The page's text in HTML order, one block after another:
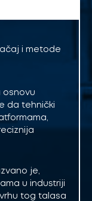
i metode
osnovu
da tehnički
je,
u industriji
tog talasa